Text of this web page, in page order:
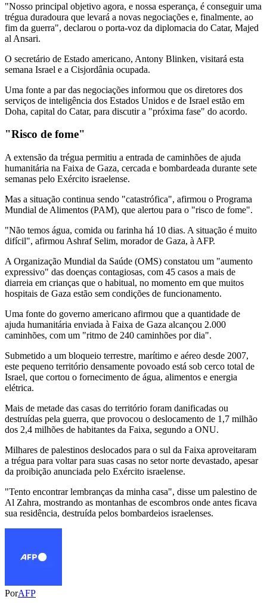
"Nosso principal objetivo agora, e nossa esperança, é conseguir uma
trégua duradoura que levará a novas negociações e, finalmente, ao
fim da guerra", declarou o porta-voz da diplomacia do Catar, Majed
al Ansari.
O secretário de Estado americano, Antony Blinken, visitará esta
semana Israel e a Cisjordânia ocupada.
Uma fonte a par das negociações informou que os diretores dos
serviços de inteligência dos Estados Unidos e de Israel estão em
Doha, capital do Catar, para discutir a "próxima fase" do acordo.
"Risco de fome"
A extensão da trégua permitiu a entrada de caminhões de ajuda
humanitária na Faixa de Gaza, cercada e bombardeada durante sete
semanas pelo Exército israelense.
Mas a situação continua sendo "catastrófica", afirmou o Programa
Mundial de Alimentos (PAM), que alertou para o "risco de fome".
"Não temos água, comida ou farinha há 10 dias. A situação é muito
difícil", afirmou Ashraf Selim, morador de Gaza, à AFP.
A Organização Mundial da Saúde (OMS) constatou um "aumento
expressivo" das doenças contagiosas, com 45 casos a mais de
diarreia em crianças que o habitual, no momento em que muitos
hospitais de Gaza estão sem condições de funcionamento.
Uma fonte do governo americano afirmou que a quantidade de
ajuda humanitária enviada à Faixa de Gaza alcançou 2.000
caminhões, com um "ritmo de 240 caminhões por dia".
Submetido a um bloqueio terrestre, marítimo e aéreo desde 2007,
este pequeno território densamente povoado está sob cerco total de
Israel, que cortou o fornecimento de água, alimentos e energia
elétrica.
Mais de metade das casas do território foram danificadas ou
destruídas pela guerra, que provocou o deslocamento de 1,7 milhão
dos 2,4 milhões de habitantes da Faixa, segundo a ONU.
Milhares de palestinos deslocados para o sul da Faixa aproveitaram
a trégua para voltar para suas casas no setor norte devastado, apesar
da proibição anunciada pelo Exército israelense.
"Tento encontrar lembranças da minha casa", disse um palestino de
Al Zahra, mostrando as montanhas de escombros onde antes ficava
sua residência, destruída pelos bombardeios israelenses.
PorAFP